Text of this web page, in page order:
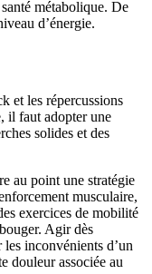
métabolique. De
d’énergie.
et les répercussions
il faut adopter une
solides et des
au point une stratégie
musculaire,
exercices de mobilité
Agir dès
inconvénients d’un
douleur associée au